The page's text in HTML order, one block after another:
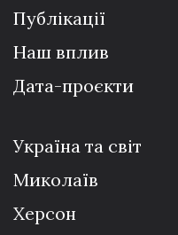
Публікації
Наш вплив
Дата-проєкти
Україна та світ
Миколаїв
Херсон